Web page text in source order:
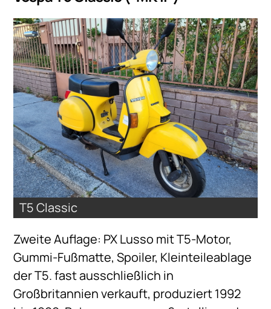
T5 Classic
Zweite Auflage: PX Lusso mit T5-Motor,
Gummi-Fußmatte, Spoiler, Kleinteileablage
der T5. fast ausschließlich in
Großbritannien verkauft, produziert 1992